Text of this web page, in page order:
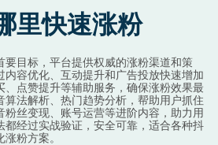
里快速涨粉
要目标，平台提供权威的涨粉渠道和策
内容优化、互动提升和广告投放快速增加
、点赞提升等辅助服务，确保涨粉效果最
算法解析、热门趋势分析，帮助用户抓住
丝变现、账号运营等进阶内容，助力用
都经过实战验证，安全可靠，适合各种抖
粉方案。